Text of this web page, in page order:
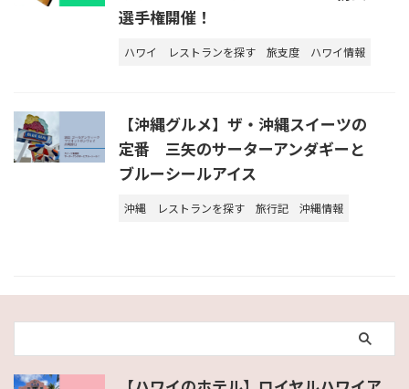
選手権開催！
ハワイ レストランを探す 旅支度 ハワイ情報
【沖縄グルメ】ザ・沖縄スイーツの
定番 三矢のサーターアンダギーと
ブルーシールアイス
沖縄 レストランを探す 旅行記 沖縄情報